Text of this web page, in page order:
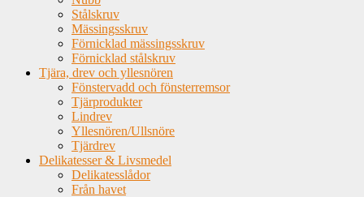
Stålskruv
Mässingsskruv
Förnicklad mässingsskruv
Förnicklad stålskruv
Tjära, drev och yllesnören
Fönstervadd och fönsterremsor
Tjärprodukter
Lindrev
Yllesnören/Ullsnöre
Tjärdrev
Delikatesser & Livsmedel
Delikatesslådor
Från havet